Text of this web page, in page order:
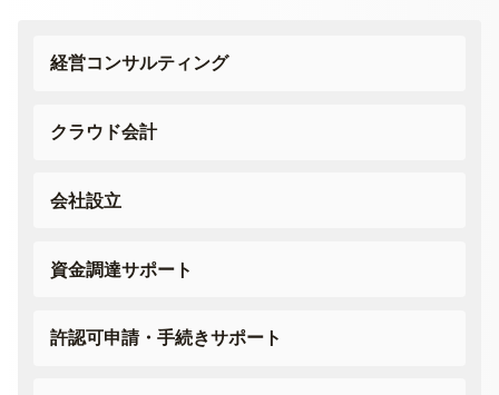
経営コンサルティング
クラウド会計
会社設立
資金調達サポート
許認可申請・手続きサポート